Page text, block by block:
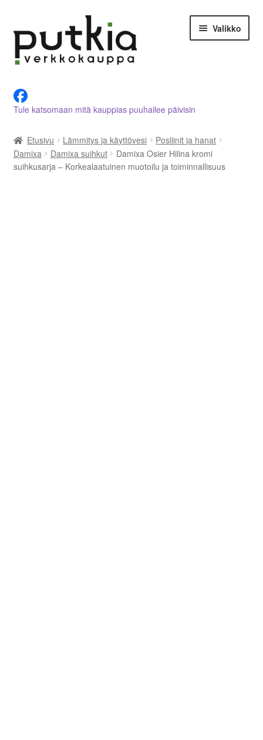
navigointiin
sisältöön
Valikko
Tietoja meistä
Asiakastilini
Ostoskori
Tule katsomaan mitä kauppias puuhailee päivisin
Etusivu Lämmitys ja käyttövesi
Posliinit ja hanat
Damixa
Damixa suihkut
Damixa Osier Hilina kromi
suihkusarja – Korkealaatuinen muotoilu ja toiminnallisuus